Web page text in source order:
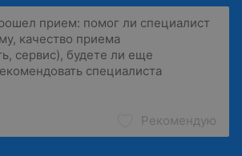
Рекомендую